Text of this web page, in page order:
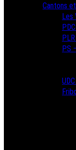
Cantons
Les
PS